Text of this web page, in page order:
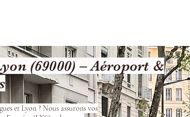
(69000) – Aéroport &
et Lyon ? Nous assurons vos